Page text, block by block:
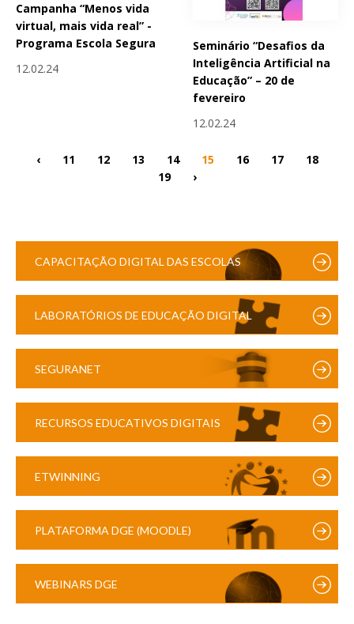
Campanha “Menos vida
virtual, mais vida real” -
Programa Escola Segura
12.02.24
Seminário “Desafios da
Inteligência Artificial na
Educação” – 20 de
fevereiro
12.02.24
‹ 11 12 13 14 15 16 17
18
19
›
CAPACITAÇÃO DIGITAL DAS ESCOLAS
LABORATÓRIOS DE EDUCAÇÃO DIGITAL
SEGURANET
RECURSOS EDUCATIVOS DIGITAIS
ETWINNING
PLATAFORMA DGE (MOODLE)
WEBINARS DGE